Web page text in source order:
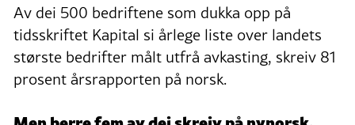
Av dei 500 bedriftene som dukka opp på
tidsskriftet Kapital si årlege liste over landets
største bedrifter målt utfrå avkasting, skreiv 81
prosent årsrapporten på norsk.